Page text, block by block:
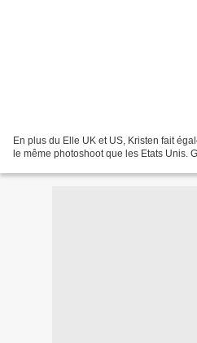
En plus du Elle UK et US, Kristen fait
le même photoshoot que les Etats Unis.